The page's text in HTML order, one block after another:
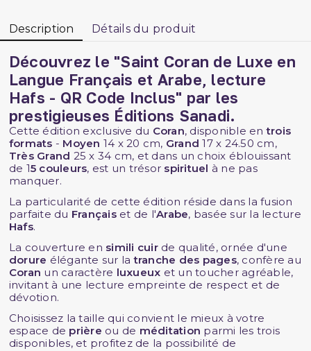
Description Détails du produit
Découvrez le "Saint Coran de Luxe en
Langue Français et Arabe, lecture
Hafs - QR Code Inclus" par les
prestigieuses Éditions Sanadi.
Cette édition exclusive du Coran, disponible entrois
formats - Moyen 14 x 20 cm, Grand17 x 24.50 cm,
Très Grand 25 x 34 cm, et dans un choix éblouissant
de 15 couleurs, est un trésor spirituel à ne pas
manquer.
La particularité de cette édition réside dans la fusion
parfaite du Françaiset de l'Arabe, basée sur la lecture
Hafs.
La couverture en simili cuirde qualité, ornée d'une
dorure élégante sur latranche des pages, confère au
Coran un caractère luxueux et un toucher agréable,
invitant à une lecture empreinte de respect et de
dévotion.
Choisissez la taille qui convient le mieux à votre
espace de prière ou de méditation parmi les trois
disponibles, et profitez de la possibilité de